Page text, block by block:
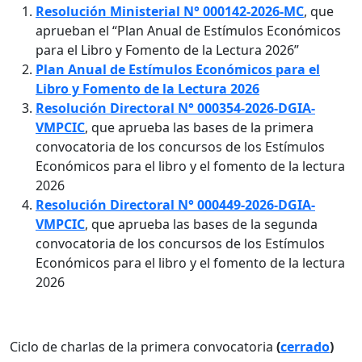
Resolución Ministerial N° 000142-2026-MC, que
aprueban el “Plan Anual de Estímulos Económicos
para el Libro y Fomento de la Lectura 2026”
Plan Anual de Estímulos Económicos para el
Libro y Fomento de la Lectura 2026
Resolución Directoral N° 000354-2026-DGIA-
VMPCIC, que aprueba las bases de la primera
convocatoria de los concursos de los Estímulos
Económicos para el libro y el fomento de la lectura
2026
Resolución Directoral N° 000449-2026-DGIA-
VMPCIC, que aprueba las bases de la segunda
convocatoria de los concursos de los Estímulos
Económicos para el libro y el fomento de la lectura
2026
Ciclo de charlas de la primera convocatoria (cerrado)